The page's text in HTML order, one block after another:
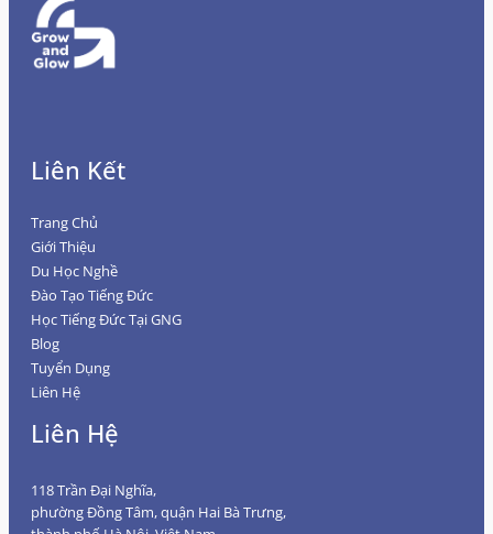
Liên Kết
Trang Chủ
Giới Thiệu
Du Học Nghề
Đào Tạo Tiếng Đức
Học Tiếng Đức Tại GNG
Blog
Tuyển Dụng
Liên Hệ
Liên Hệ
118 Trần Đại Nghĩa,
phường Đồng Tâm, quận Hai Bà Trưng,